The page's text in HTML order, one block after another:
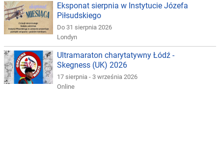
Eksponat sierpnia w Instytucie Józefa
Piłsudskiego
Do 31 sierpnia 2026
Londyn
Ultramaraton charytatywny Łódź -
Skegness (UK) 2026
17 sierpnia - 3 września 2026
Online